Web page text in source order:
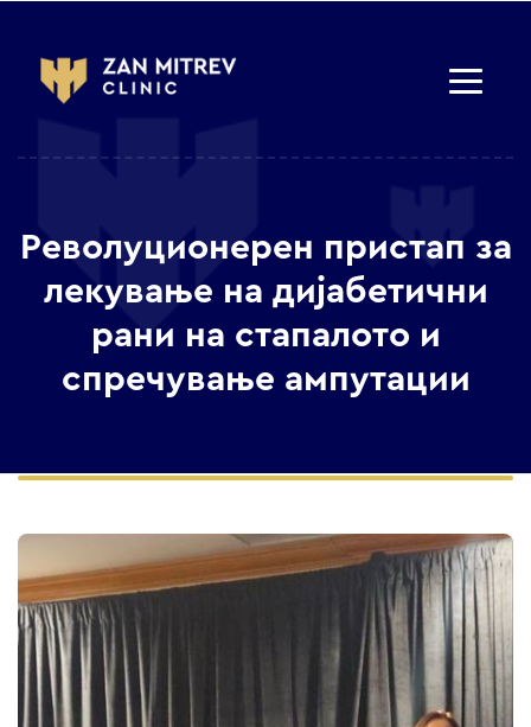
Револуционерен пристап за
лекување на дијабетични
рани на стaпалото и
спречување ампутации